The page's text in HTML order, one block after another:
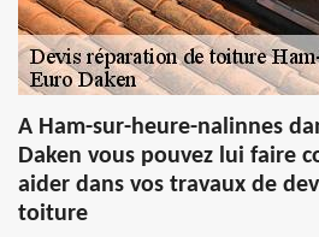
A Ham-sur-heure-nalinnes
Daken vous pouvez lui faire
aider dans vos travaux de
toiture